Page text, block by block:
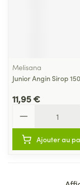
Melisana
Junior Angin Sirop
11,95 €
Ajouter au